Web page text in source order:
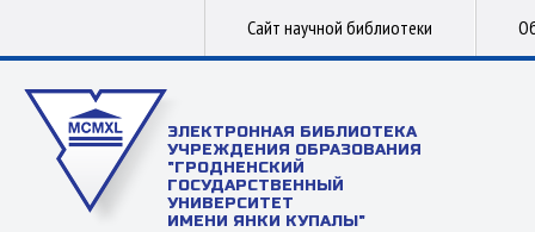
Сайт научной библиотеки
ЭЛЕКТРОННАЯ БИБЛИОТЕКА
УЧРЕЖДЕНИЯ ОБРАЗОВАНИЯ
"ГРОДНЕНСКИЙ
ГОСУДАРСТВЕННЫЙ
УНИВЕРСИТЕТ
ИМЕНИ ЯНКИ КУПАЛЫ"